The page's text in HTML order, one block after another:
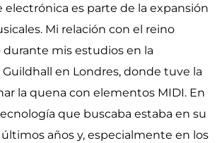
electrónica es parte de la expansión
Mi relación con el reino
mis estudios en la
en Londres, donde tuve la
la quena con elementos MIDI. En
que buscaba estaba en su
últimos años y, especialmente en los